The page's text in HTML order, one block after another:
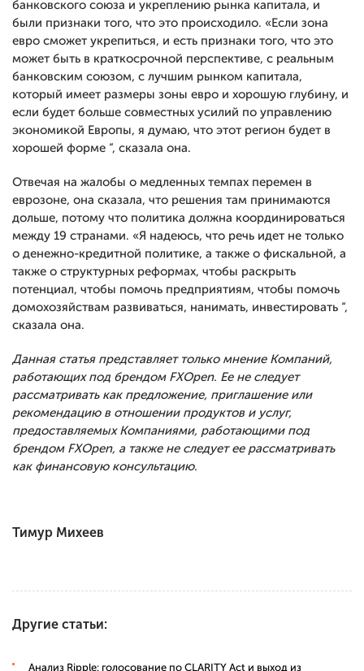
банковского союза и укреплению рынка капитала, и
были признаки того, что это происходило. «Если зона
евро сможет укрепиться, и есть признаки того, что это
может быть в краткосрочной перспективе, с реальным
банковским союзом, с лучшим рынком капитала,
который имеет размеры зоны евро и хорошую глубину, и
если будет больше совместных усилий по управлению
экономикой Европы, я думаю, что этот регион будет в
хорошей форме “, сказала она.
Отвечая на жалобы о медленных темпах перемен в
еврозоне, она сказала, что решения там принимаются
дольше, потому что политика должна координироваться
между 19 странами. «Я надеюсь, что речь идет не только
о денежно-кредитной политике, а также о фискальной, а
также о структурных реформах, чтобы раскрыть
потенциал, чтобы помочь предприятиям, чтобы помочь
домохозяйствам развиваться, нанимать, инвестировать “,
сказала она.
Данная статья представляет только мнение Компаний,
работающих под брендом FXOpen. Ее не следует
рассматривать как предложение, приглашение или
рекомендацию в отношении продуктов и услуг,
предоставляемых Компаниями, работающими под
брендом FXOpen, а также не следует ее рассматривать
как финансовую консультацию.
Тимур Михеев
Другие статьи:
Анализ Ripple: голосование по CLARITY Act и выход из